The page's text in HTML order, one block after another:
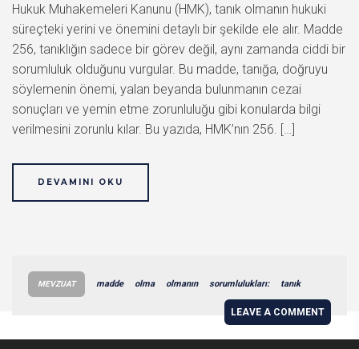
Hukuk Muhakemeleri Kanunu (HMK), tanık olmanın hukuki
süreçteki yerini ve önemini detaylı bir şekilde ele alır. Madde
256, tanıklığın sadece bir görev değil, aynı zamanda ciddi bir
sorumluluk olduğunu vurgular. Bu madde, tanığa, doğruyu
söylemenin önemi, yalan beyanda bulunmanın cezai
sonuçları ve yemin etme zorunluluğu gibi konularda bilgi
verilmesini zorunlu kılar. Bu yazıda, HMK’nın 256. […]
DEVAMINI OKU
MEVZUAT madde olma olmanın sorumlulukları: tanık
LEAVE A COMMENT